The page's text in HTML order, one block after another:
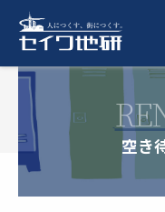
セ
イ
研
空き